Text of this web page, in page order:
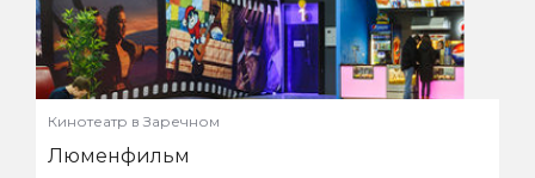
Кинотеатр в Заречном
Люменфильм